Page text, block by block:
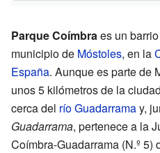
Parque Coímbraes un
municipio de Móstoles, en la
España. Aunque es parte de
unos 5 kilómetros de la
cerca del río Guadarramay,
Guadarrama, pertenece a la
Coímbra-Guadarrama (N.º 5)